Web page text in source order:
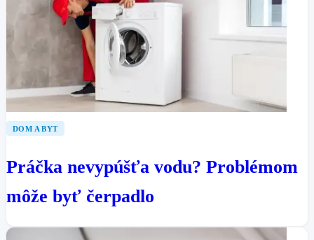
DOM A BYT
Práčka nevypúšťa vodu? Problémom
môže byť čerpadlo